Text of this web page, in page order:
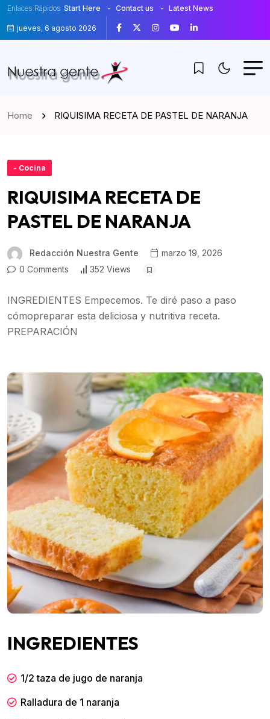
Enlaces Rápidos Start Here Contact us Latest News
jueves, 6 agosto 2026
Home RIQUISIMA RECETA DE PASTEL DE NARANJA
- Cocina
RIQUISIMA RECETA DE
PASTEL DE NARANJA
Redacción Nuestra Gente
marzo 19, 2026
0 Comments
352 Views
INGREDIENTES Empecemos. Te diré paso a paso
cómopreparar esta deliciosa y nutritiva receta.
PREPARACIÓN
INGREDIENTES
1/2 taza de jugo de naranja
Ralladura de 1 naranja